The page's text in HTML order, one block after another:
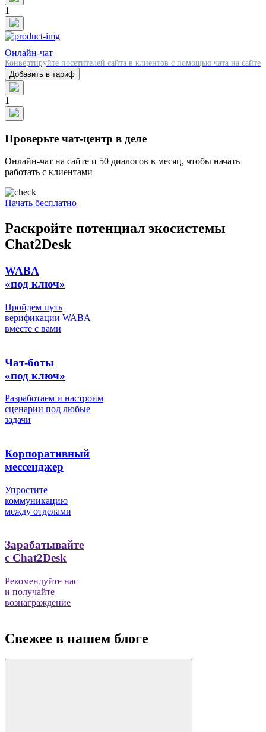
1
Онлайн-чат
Конвертируйте посетителей сайта в клиентов с помощью чата на сайте
Добавить в тариф
1
Проверьте чат-центр в деле
Онлайн-чат на сайте и 50 диалогов в месяц, чтобы начать
работать с клиентами
Начать бесплатно
Раскройте потенциал экосистемы
Chat2Desk
WABA
«под ключ»
Пройдем путь
верификации WABA
вместе с вами
Чат-боты
«под ключ»
Разработаем и настроим
сценарии под любые
задачи
Корпоративный
мессенджер
Упростите
коммуникацию
между отделами
Зарабатывайте
с Chat2Desk
Рекомендуйте нас
и получайте
вознаграждение
Свежее в нашем блоге